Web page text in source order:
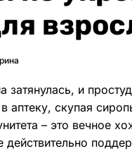
затянулась, и
аптеку, скупая
– это вечное